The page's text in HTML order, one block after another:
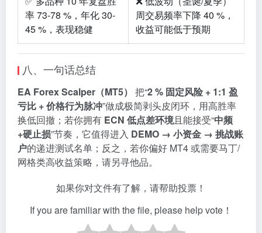
率 73-78 %，年化 30-
45 %，表现稳健
周交易频率下降 40 %，
收益可能低于预期
八、一句话总结
EA Forex Scalper（MT5） 把“2 % 固定风险 + 1:1 盈
亏比 + 价格行为脉冲”做成极简剥头皮闭环，用高胜率
换低回撤；若你拥有 ECN 低点差环境且能接受“中频
+硬止损”节奏，它值得进入 DEMO → 小资金 → 挑战账
户的递进测试名单；反之，若你偏好 MT4 或需要马丁/
网格类高收益策略，请另寻他品。
如果你对文件有了解，请帮助投票！
If you are familiar with the file, please help vote！